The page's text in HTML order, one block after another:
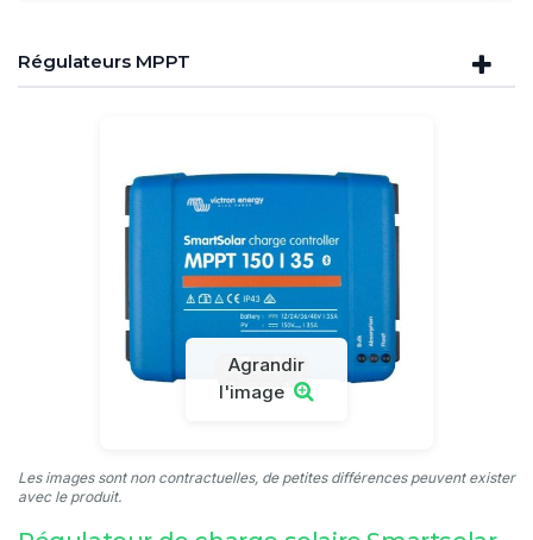
Régulateurs MPPT
Agrandir
l'image
Les images sont non contractuelles, de petites différences peuvent exister
avec le produit.